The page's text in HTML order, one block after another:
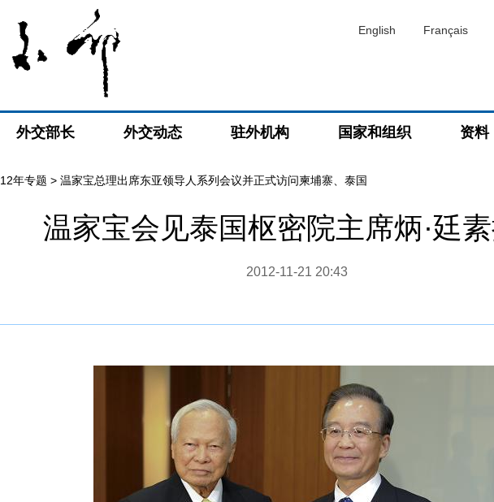
English Français
外交部长 外交动态 驻外机构 国家和组织 资料
年专题 > 温家宝总理出席东亚领导人系列会议并正式访问柬埔寨、泰国
温家宝会见泰国枢密院主席炳·廷
2012-11-21 20:43